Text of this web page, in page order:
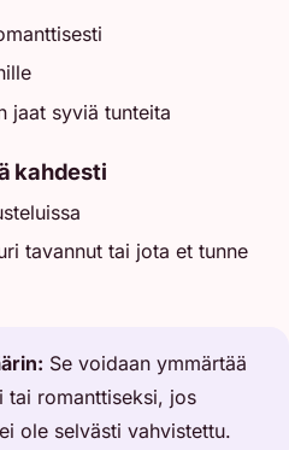
jaat syviä tunteita
kahdesti
tavannut tai jota et tunne
Se voidaan ymmärtää
tai romanttiseksi, jos
ole selvästi vahvistettu.